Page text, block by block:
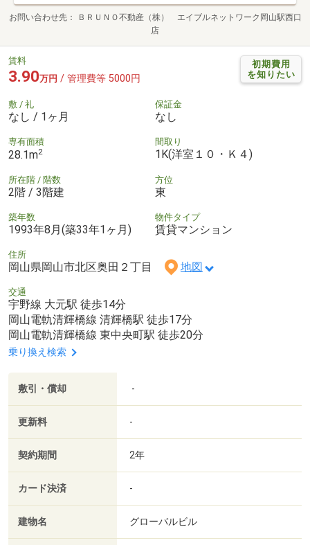
お問い合わせ先
ＢＲＵＮＯ不動産（株） エイブルネットワーク岡山駅西口
店
初期費用
を知りたい
賃料
3.90万円 / 管理費等 5000円
敷 / 礼
なし / 1ヶ月
保証金
なし
専有面積
28.1m2
間取り
1K(洋室１０・Ｋ４)
所在階 / 階数
2階 / 3階建
方位
東
築年数
1993年8月(築33年1ヶ月)
物件タイプ
賃貸マンション
住所
岡山県岡山市北区奥田２丁目 地図
交通
宇野線 大元駅 徒歩14分
岡山電軌清輝橋線 清輝橋駅 徒歩17分
岡山電軌清輝橋線 東中央町駅 徒歩20分
乗り換え検索
敷引・償却 -
更新料 -
契約期間 2年
カード決済 -
建物名 グローバルビル